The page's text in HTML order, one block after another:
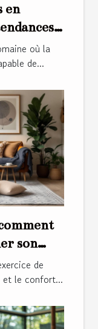
en
où la
de...
son
de
et le confort...